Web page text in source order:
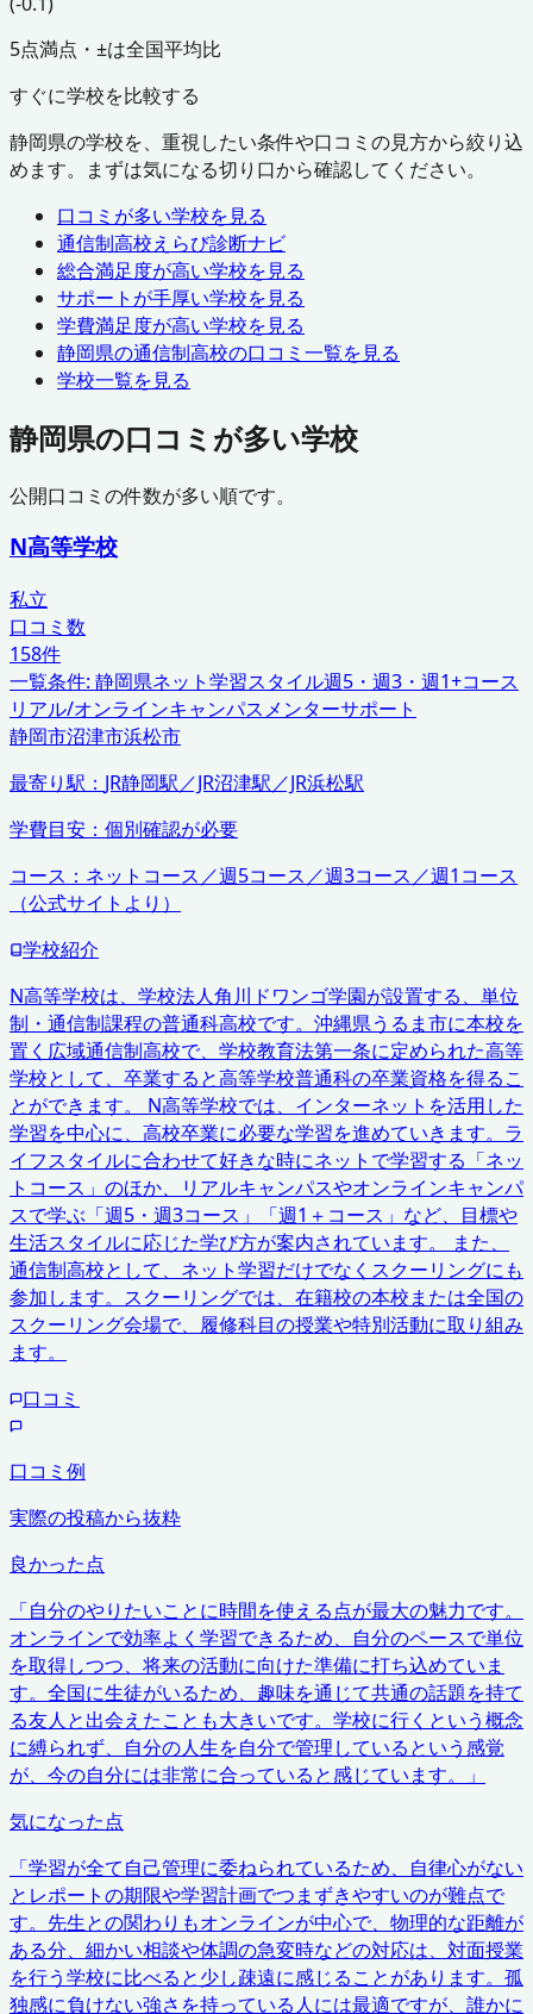
5点満点・±は全国平均比
すぐに学校を比較する
静岡県の学校を、重視したい条件や口コミの見方から絞り込
めます。まずは気になる切り口から確認してください。
口コミが多い学校を見る
通信制高校えらび診断ナビ
総合満足度が高い学校を見る
サポートが手厚い学校を見る
学費満足度が高い学校を見る
静岡県の通信制高校の口コミ一覧を見る
学校一覧を見る
静岡県の口コミが多い学校
公開口コミの件数が多い順です。
N高等学校
私立
口コミ数
158件
一覧条件: 静岡県ネット学習スタイル週5・週3・週1+コース
リアル/オンラインキャンパスメンターサポート
静岡市沼津市浜松市
最寄り駅： JR静岡駅／JR沼津駅／JR浜松駅
学費目安： 個別確認が必要
コース： ネットコース／週5コース／週3コース／週1コース
（公式サイトより）
学校紹介
N高等学校は、学校法人角川ドワンゴ学園が設置する、単位
制・通信制課程の普通科高校です。沖縄県うるま市に本校を
置く広域通信制高校で、学校教育法第一条に定められた高等
学校として、卒業すると高等学校普通科の卒業資格を得るこ
とができます。 N高等学校では、インターネットを活用した
学習を中心に、高校卒業に必要な学習を進めていきます。ラ
イフスタイルに合わせて好きな時にネットで学習する「ネッ
トコース」のほか、リアルキャンパスやオンラインキャンパ
スで学ぶ「週5・週3コース」「週1＋コース」など、目標や
生活スタイルに応じた学び方が案内されています。 また、
通信制高校として、ネット学習だけでなくスクーリングにも
参加します。スクーリングでは、在籍校の本校または全国の
スクーリング会場で、履修科目の授業や特別活動に取り組み
ます。
口コミ
口コミ例
実際の投稿から抜粋
良かった点
「自分のやりたいことに時間を使える点が最大の魅力です。
オンラインで効率よく学習できるため、自分のペースで単位
を取得しつつ、将来の活動に向けた準備に打ち込めていま
す。全国に生徒がいるため、趣味を通じて共通の話題を持て
る友人と出会えたことも大きいです。学校に行くという概念
に縛られず、自分の人生を自分で管理しているという感覚
が、今の自分には非常に合っていると感じています。
」
気になった点
「学習が全て自己管理に委ねられているため、自律心がない
とレポートの期限や学習計画でつまずきやすいのが難点で
す。先生との関わりもオンラインが中心で、物理的な距離が
ある分、細かい相談や体調の急変時などの対応は、対面授業
を行う学校に比べると少し疎遠に感じることがあります。孤
独感に負けない強さを持っている人には最適ですが、誰かに